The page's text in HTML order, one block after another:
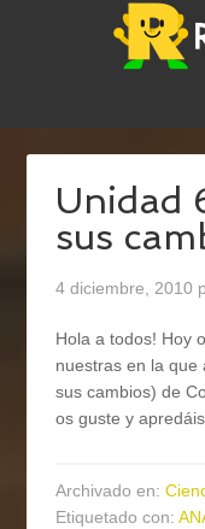
Unidad
sus
4 diciembre, 2010
Hola a todos! Hoy
nuestras en la que
sus cambios) de
os guste y
Archivado en:
Etiquetado con: